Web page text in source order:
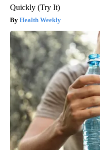
Quickly (Try It)
Health Weekly